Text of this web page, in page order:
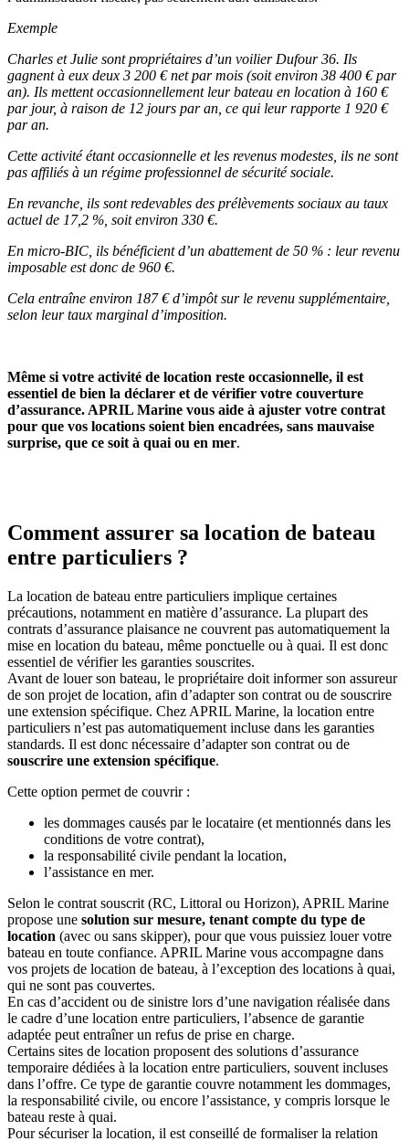
Exemple
Charles et Julie sont propriétaires d’un voilier Dufour 36. Ils
gagnent à eux deux 3 200 € net par mois (soit environ 38 400 € par
an). Ils mettent occasionnellement leur bateau en location à 160 €
par jour, à raison de 12 jours par an, ce qui leur rapporte 1 920 €
par an.
Cette activité étant occasionnelle et les revenus modestes, ils ne sont
pas affiliés à un régime professionnel de sécurité sociale.
En revanche, ils sont redevables des prélèvements sociaux au taux
actuel de 17,2 %, soit environ 330 €.
En micro-BIC, ils bénéficient d’un abattement de 50 % : leur revenu
imposable est donc de 960 €.
Cela entraîne environ 187 € d’impôt sur le revenu supplémentaire,
selon leur taux marginal d’imposition.
Même si votre activité de location reste occasionnelle, il est
essentiel de bien la déclarer et de vérifier votre couverture
d’assurance. APRIL Marine vous aide à ajuster votre contrat
pour que vos locations soient bien encadrées, sans mauvaise
surprise, que ce soit à quai ou en mer.
Comment assurer sa location de bateau
entre particuliers ?
La location de bateau entre particuliers implique certaines
précautions, notamment en matière d’assurance. La plupart des
contrats d’assurance plaisance ne couvrent pas automatiquement la
mise en location du bateau, même ponctuelle ou à quai. Il est donc
essentiel de vérifier les garanties souscrites.
Avant de louer son bateau, le propriétaire doit informer son assureur
de son projet de location, afin d’adapter son contrat ou de souscrire
une extension spécifique. Chez APRIL Marine, la location entre
particuliers n’est pas automatiquement incluse dans les garanties
standards. Il est donc nécessaire d’adapter son contrat ou de
souscrire une extension spécifique.
Cette option permet de couvrir :
les dommages causés par le locataire (et mentionnés dans les
conditions de votre contrat),
la responsabilité civile pendant la location,
l’assistance en mer.
Selon le contrat souscrit (RC, Littoral ou Horizon), APRIL Marine
propose une solution sur mesure, tenant compte du type de
location (avec ou sans skipper), pour que vous puissiez louer votre
bateau en toute confiance. APRIL Marine vous accompagne dans
vos projets de location de bateau, à l’exception des locations à quai,
qui ne sont pas couvertes.
En cas d’accident ou de sinistre lors d’une navigation réalisée dans
le cadre d’une location entre particuliers, l’absence de garantie
adaptée peut entraîner un refus de prise en charge.
Certains sites de location proposent des solutions d’assurance
temporaire dédiées à la location entre particuliers, souvent incluses
dans l’offre. Ce type de garantie couvre notamment les dommages,
la responsabilité civile, ou encore l’assistance, y compris lorsque le
bateau reste à quai.
Pour sécuriser la location, il est conseillé de formaliser la relation